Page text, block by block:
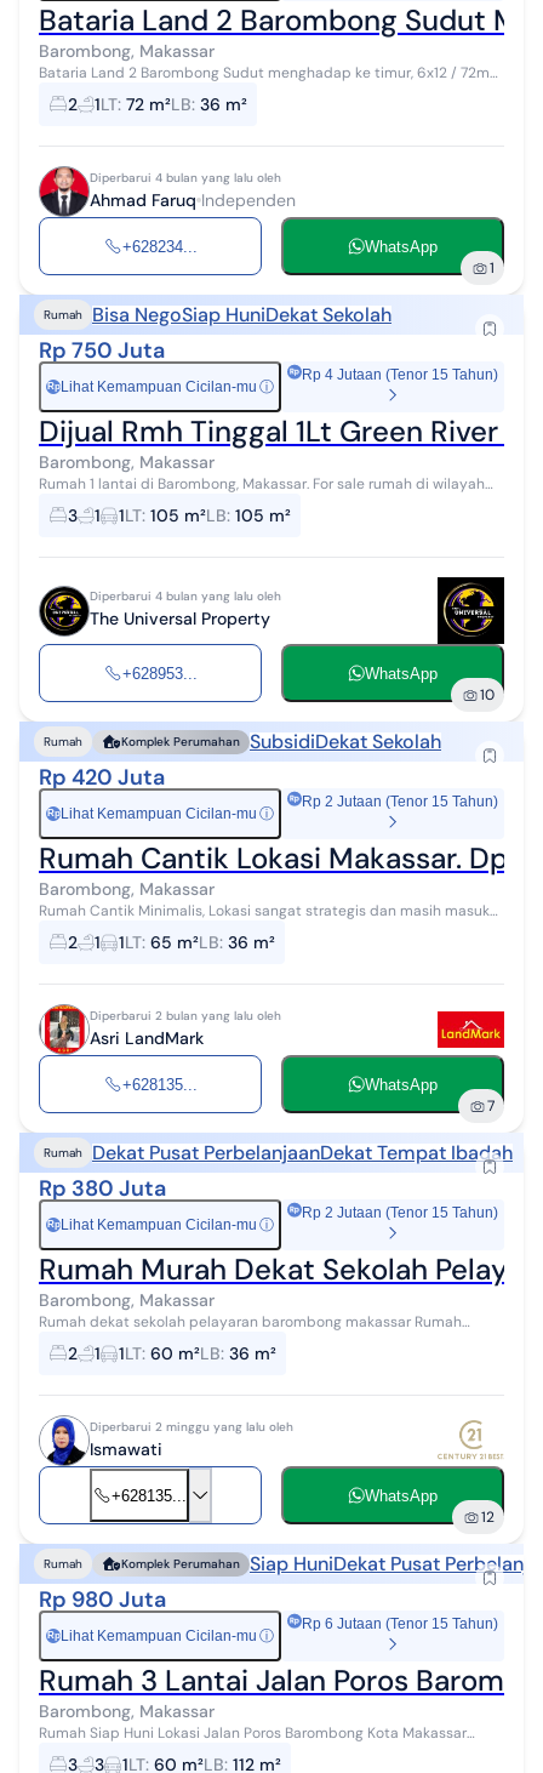
Bataria Land 2 Barombong Sudut
Barombong, Makassar
Bataria Land 2 Barombong Sudut menghadap ke timur, 6x12 / 72m2
KT2, KM 1, Listrik token 3.500kwh, full renov, KM lantai granit 60x60,
ruang tamu g...
2 1LT: 72 m²LB: 36 m²
Diperbarui 4 bulan yang lalu oleh
Ahmad Faruq Independen
+628234... WhatsApp
1
Rumah Bisa NegoSiap HuniDekat Sekolah
Rp 750 Juta
Rp Lihat Kemampuan Cicilan-mu ⓘ
Rp 4 Jutaan (Tenor 15 Tahun)
Dijual Rmh Tinggal 1Lt Green River
Barombong, Makassar
Rumah 1 lantai di Barombong, Makassar. For sale rumah di wilayah
yang asri dengan pemandangan Dipinggiran kota. Properti 1 lantai
ini berada di li...
3 1 1LT: 105 m²LB: 105 m²
Diperbarui 4 bulan yang lalu oleh
The Universal Property
+628953... WhatsApp
10
Rumah Komplek Perumahan SubsidiDekat Sekolah
Rp 420 Juta
Rp Lihat Kemampuan Cicilan-mu ⓘ
Rp 2 Jutaan (Tenor 15 Tahun)
Rumah Cantik Lokasi Makassar. Dp
Barombong, Makassar
Rumah Cantik Minimalis, Lokasi sangat strategis dan masih masuk
area Makassar. Fasilitas lengkap dilengkapi Club House dengan
kolam renang yg cuku...
2 1 1LT: 65 m²LB: 36 m²
Diperbarui 2 bulan yang lalu oleh
Asri LandMark
+628135... WhatsApp
7
Rumah Dekat Pusat PerbelanjaanDekat Tempat Ibadah
Rp 380 Juta
Rp Lihat Kemampuan Cicilan-mu ⓘ
Rp 2 Jutaan (Tenor 15 Tahun)
Rumah Murah Dekat Sekolah
Barombong, Makassar
Rumah dekat sekolah pelayaran barombong makassar Rumah
murah dekat mall trans Rumah murah full fasilitas Rumah murah
lengkap kolam renang Rumah ...
2 1 1LT: 60 m²LB: 36 m²
Diperbarui 2 minggu yang lalu oleh
Ismawati
+628135... WhatsApp
12
Rumah Komplek Perumahan Siap HuniDekat Pusat
Rp 980 Juta
Rp Lihat Kemampuan Cicilan-mu ⓘ
Rp 6 Jutaan (Tenor 15 Tahun)
Rumah 3 Lantai Jalan Poros
Barombong, Makassar
Rumah Siap Huni Lokasi Jalan Poros Barombong Kota Makassar
sangat dekat ke Trans mall dan CPI makassar Tersedia Fasilitas yg
3 3 1LT: 60 m²LB: 112 m²